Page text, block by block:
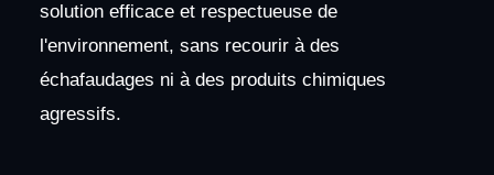
solution efficace et respectueuse de
l'environnement, sans recourir à des
échafaudages ni à des produits chimiques
agressifs.